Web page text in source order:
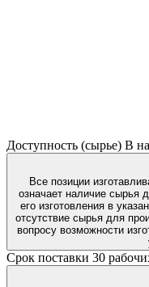
Доступность (сырье) В
Все позиции
означает наличие сырья
его изготовления в
отсутствие сырья для
вопросу возможности
Срок поставки 30